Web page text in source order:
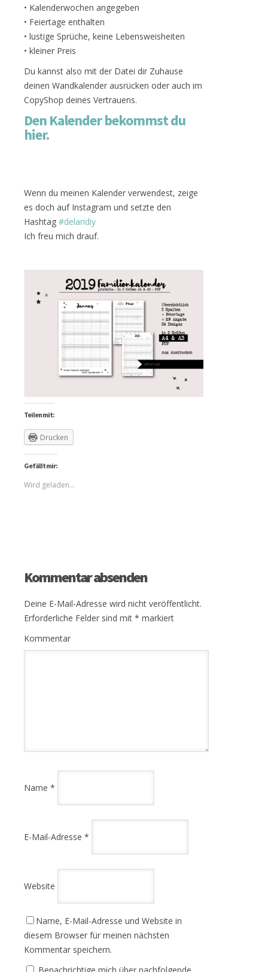
• Kalenderwochen angegeben
• Feiertage enthalten
• lustige Sprüche, keine Lebensweisheiten
• kleiner Preis
Du kannst also mit der Datei dir Zuhause
deinen Wandkalender ausrücken oder auch im
CopyShop deines Vertrauens.
Den Kalender bekommst du
hier.
Wenn du meinen Kalender verwendest, zeige
es doch auf Instagram und setzte den
Hashtag #delaridiy
Ich freu mich drauf.
Teilen mit:
Drucken
Gefällt mir:
Wird geladen...
Kommentar absenden
Deine E-Mail-Adresse wird nicht veröffentlicht.
Erforderliche Felder sind mit * markiert
Kommentar
Name *
E-Mail-Adresse *
Website
Name, E-Mail-Adresse und Website in
diesem Browser für meinen nächsten
Kommentar speichern.